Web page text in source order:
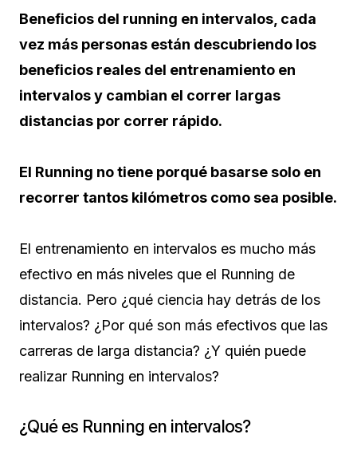
Beneficios del running en intervalos, cada
vez más personas están descubriendo los
beneficios reales del entrenamiento en
intervalos y cambian el correr largas
distancias por correr rápido.
El Running no tiene porqué basarse solo en
recorrer tantos kilómetros como sea posible.
El entrenamiento en intervalos es mucho más
efectivo en más niveles que el Running de
distancia. Pero ¿qué ciencia hay detrás de los
intervalos? ¿Por qué son más efectivos que las
carreras de larga distancia? ¿Y quién puede
realizar Running en intervalos?
¿Qué es Running en intervalos?